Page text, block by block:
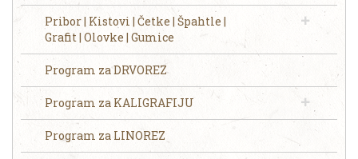
Pribor | Kistovi | Četke | Špahtle |
Grafit | Olovke | Gumice
Program za DRVOREZ
Program za KALIGRAFIJU
Program za LINOREZ